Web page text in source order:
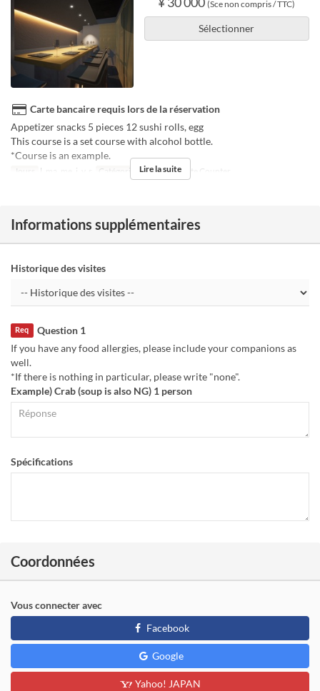
(Sce non compris / TTC)
Sélectionner
Carte bancaire requis lors de la réservation
Appetizer snacks 5 pieces 12 sushi rolls, egg
This course is a set course with alcohol bottle.
*Course is an example.
Jours l, ma, me, j, v, s Catégorie de Siège Private Counter
Lire la suite
Informations supplémentaires
Historique des visites
Question 1
Req
If you have any food allergies, please include your companions as
well.
*If there is nothing in particular, please write "none".
Example) Crab (soup is also NG) 1 person
Spécifications
Coordonnées
Vous connecter avec
Facebook
Google
Yahoo! JAPAN